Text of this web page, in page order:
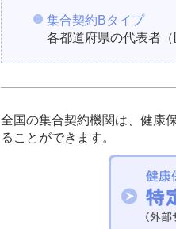
集合契約Bタイプ
各都道府県の代表者
全国の集合契約機関は、健康
ることができます。